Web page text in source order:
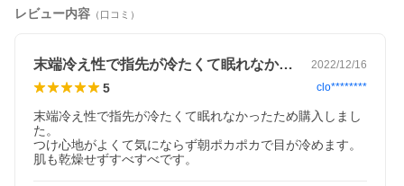
レビュー内容 （口コミ）
末端冷え性で指先が冷たくて眠れなかった… 2022/12/16
5 clo********
末端冷え性で指先が冷たくて眠れなかったため購入しまし
た。
つけ心地がよくて気にならず朝ポカポカで目が冷めます。
肌も乾燥せずすべすべです。